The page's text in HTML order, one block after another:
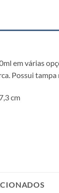
em várias
Possui
cm